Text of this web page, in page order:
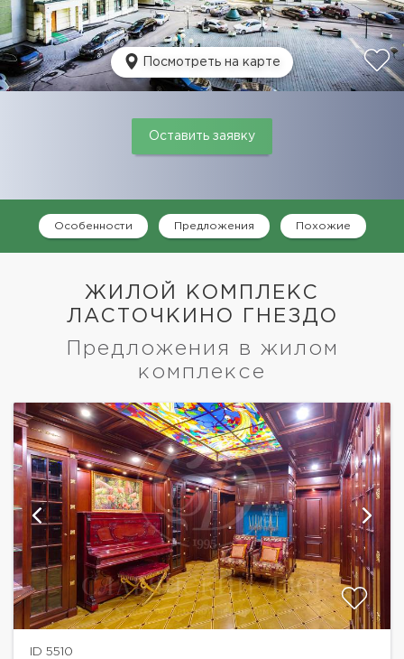
Посмотреть на карте
Оставить заявку
Особенности Предложения Похожие
ЖИЛОЙ КОМПЛЕКС
ЛАСТОЧКИНО ГНЕЗДО
Предложения в жилом
комплексе
ID 5510